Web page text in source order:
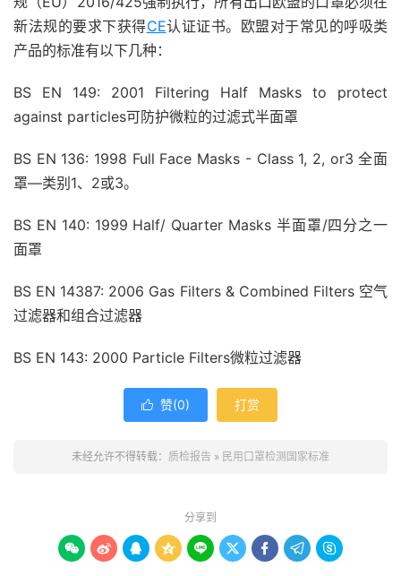
新法规的要求下获得CE认证证书。欧盟对于常见的呼吸类
产品的标准有以下几种：
BS EN 149: 2001 Filtering Half Masks to protect
against particles可防护微粒的过滤式半面罩
BS EN 136: 1998 Full Face Masks - Class 1, 2, or3 全面
罩—类别1、2或3。
BS EN 140: 1999 Half/ Quarter Masks 半面罩/四分之一
面罩
BS EN 14387: 2006 Gas Filters & Combined Filters 空气
过滤器和组合过滤器
BS EN 143: 2000 Particle Filters微粒过滤器
 赞(0) 打赏
未经允许不得转载： 质检报告 » 民用口罩检测国家标准
分享到
        